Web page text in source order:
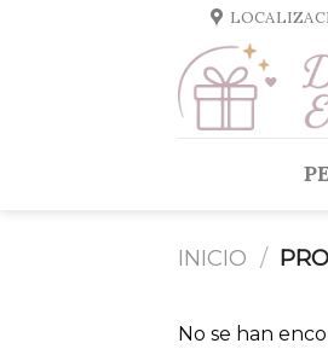
INICIO /
No se han